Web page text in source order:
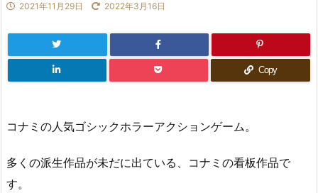
2021年11月29日 2022年3月16日
Copy
コナミの人気ゴシックホラーアクションゲーム。
多くの派生作品が未だに出ている、コナミの看板作品で
す。